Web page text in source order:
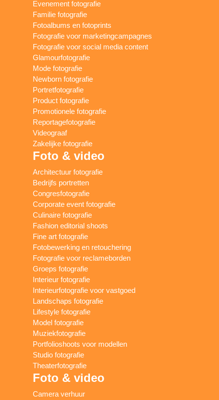
Evenement fotografie
Familie fotografie
Fotoalbums en fotoprints
Fotografie voor marketingcampagnes
Fotografie voor social media content
Glamourfotografie
Mode fotografie
Newborn fotografie
Portretfotografie
Product fotografie
Promotionele fotografie
Reportagefotografie
Videograaf
Zakelijke fotografie
Foto & video
Architectuur fotografie
Bedrijfs portretten
Congresfotografie
Corporate event fotografie
Culinaire fotografie
Fashion editorial shoots
Fine art fotografie
Fotobewerking en retouchering
Fotografie voor reclameborden
Groeps fotografie
Interieur fotografie
Interieurfotografie voor vastgoed
Landschaps fotografie
Lifestyle fotografie
Model fotografie
Muziekfotografie
Portfolioshoots voor modellen
Studio fotografie
Theaterfotografie
Foto & video
Camera verhuur